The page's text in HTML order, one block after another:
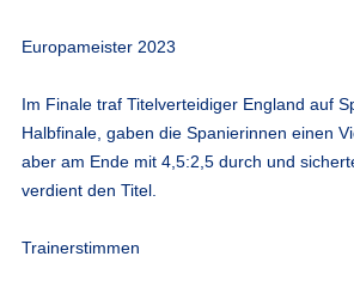
Europameister 2023
Im Finale traf Titelverteidiger England auf
Halbfinale, gaben die Spanierinnen einen
aber am Ende mit 4,5:2,5 durch und
verdient den Titel.
Trainerstimmen